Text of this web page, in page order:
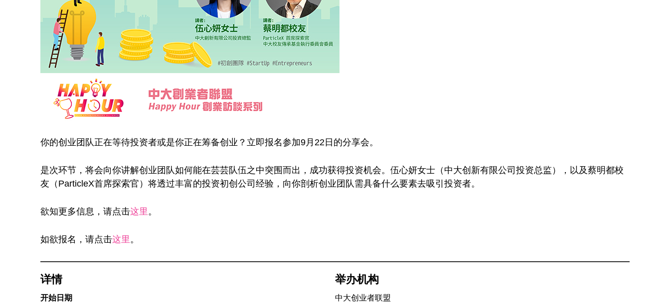
你的创业团队正在等待投资者或是你正在筹备创业？立即报名参加9月22日的分享会。
是次环节，将会向你讲解创业团队如何能在芸芸队伍之中突围而出，成功获得投资机会。伍心妍女士（中大创新有限公司投资总监），以及蔡明都校
友（ParticleX首席探索官）将透过丰富的投资初创公司经验，向你剖析创业团队需具备什么要素去吸引投资者。
欲知更多信息，请点击这里。
如欲报名，请点击这里。
详情
开始日期
举办机构
中大创业者联盟